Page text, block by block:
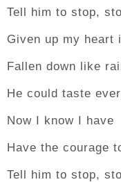
Tell him to stop,
Given up my heart
Fallen down like
He could taste
Now I know I have
Have the courage
Tell him to stop,